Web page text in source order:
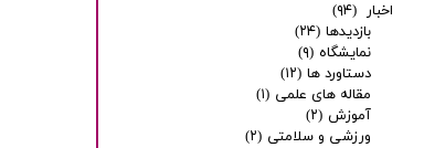
اخبار (۹۴)
بازدیدها (۲۴)
نمایشگاه (۹)
دستاورد ها (۱۲)
مقاله های علمی (۱)
آموزش (۲)
ورزشی و سلامتی (۲)